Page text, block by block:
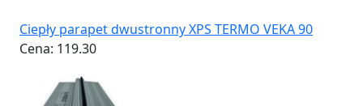
Ciepły parapet dwustronny XPS TERMO VEKA 90
Cena: 119.30